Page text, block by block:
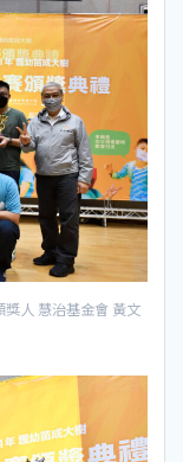
獎人 慧治基金會 黃文